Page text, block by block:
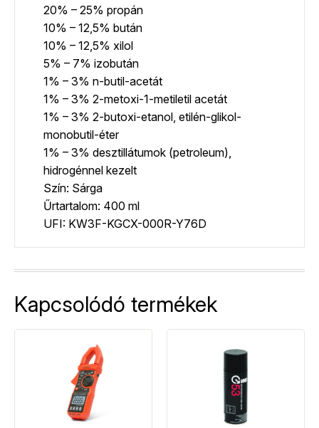
20% – 25% propán
10% – 12,5% bután
10% – 12,5% xilol
5% – 7% izobután
1% – 3% n-butil-acetát
1% – 3% 2-metoxi-1-metiletil acetát
1% – 3% 2-butoxi-etanol, etilén-glikol-
monobutil-éter
1% – 3% desztillátumok (petroleum),
hidrogénnel kezelt
Szín: Sárga
Űrtartalom: 400 ml
UFI: KW3F-KGCX-000R-Y76D
Kapcsolódó termékek